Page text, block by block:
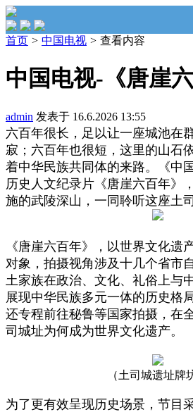
首页 > 中国电视 > 查看内容
中国电视-《唐崖六
admin 发表于 16.6.2026 13:55
六百年很长，足以让一座城池在
寂；六百年也很短，这里的山石
着中华民族共同体的来路。《中
历史人文纪录片《唐崖六百年》
施的武陵深山，一同聆听这座土
《唐崖六百年》，以世界文化遗
对象，拍摄视角涉及十几个省市
土家族在政治、文化、礼俗上与
展现中华民族多元一体的历史格
还专程前往秘鲁等国家拍摄，在
司城址为何成为世界文化遗产。
（土司城遗址牌
为了更有效呈现历史场景，节目